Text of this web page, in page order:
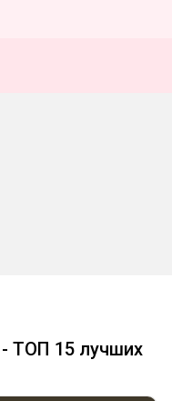
- ТОП 15 лучших